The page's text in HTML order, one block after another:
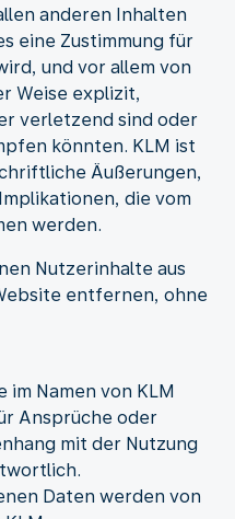
anderen Inhalten
eine Zustimmung für
und vor allem von
Weise explizit,
verletzend sind oder
könnten. KLM ist
Äußerungen,
die vom
werden.
Nutzerinhalte aus
entfernen, ohne
im Namen von KLM
Ansprüche oder
mit der Nutzung
Daten werden von